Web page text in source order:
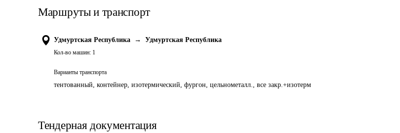
Маршруты и транспорт
Удмуртская Республика → Удмуртская Республика
Кол-во машин: 1
Варианты транспорта
тентованный, контейнер, изотермический, фургон, цельнометалл., все закр.+изотерм
Тендерная документация